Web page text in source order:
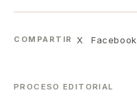
COMPARTIR X Facebook
PROCESO EDITORIAL